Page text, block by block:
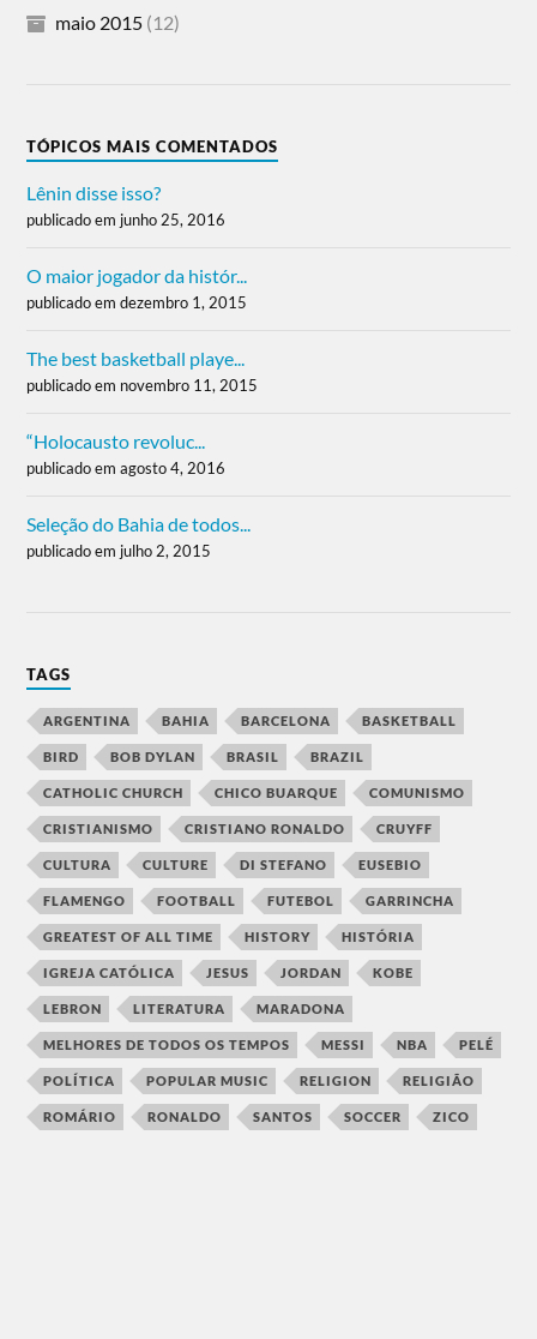
maio 2015 (12)
TÓPICOS MAIS COMENTADOS
Lênin disse isso?
publicado em junho 25, 2016
O maior jogador da histór...
publicado em dezembro 1, 2015
The best basketball playe...
publicado em novembro 11, 2015
“Holocausto revoluc...
publicado em agosto 4, 2016
Seleção do Bahia de todos...
publicado em julho 2, 2015
TAGS
ARGENTINA BAHIA BARCELONA BASKETBALL
BIRD BOB DYLAN BRASIL BRAZIL
CATHOLIC CHURCH CHICO BUARQUE COMUNISMO
CRISTIANISMO CRISTIANO RONALDO CRUYFF
CULTURA CULTURE DI STEFANO EUSEBIO
FLAMENGO FOOTBALL FUTEBOL GARRINCHA
GREATEST OF ALL TIME HISTORY HISTÓRIA
IGREJA CATÓLICA JESUS JORDAN KOBE
LEBRON LITERATURA MARADONA
MELHORES DE TODOS OS TEMPOS MESSI NBA PELÉ
POLÍTICA POPULAR MUSIC RELIGION RELIGIÃO
ROMÁRIO RONALDO SANTOS SOCCER ZICO